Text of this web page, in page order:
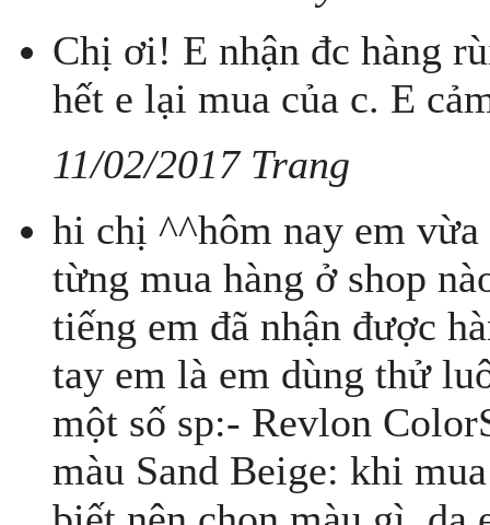
Chị ơi! E nhận đc hàng
hết e lại mua của c. E
11/02/2017 Trang
hi chị ^^hôm nay em vừa
từng mua hàng ở shop
tiếng em đã nhận được
tay em là em dùng thử
một số sp:- Revlon
màu Sand Beige: khi